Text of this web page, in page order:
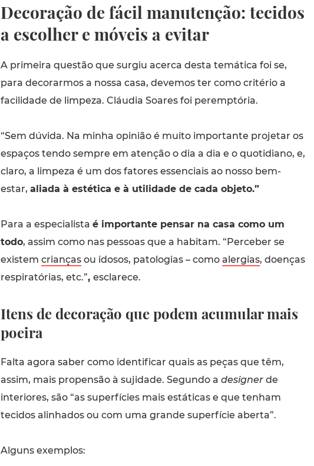
Decoração de fácil manutenção: tecidos
a escolher e móveis a evitar
A primeira questão que surgiu acerca desta temática foi se,
para decorarmos a nossa casa, devemos ter como critério a
facilidade de limpeza. Cláudia Soares foi peremptória.
“Sem dúvida. Na minha opinião é muito importante projetar os
espaços tendo sempre em atenção o dia a dia e o quotidiano, e,
claro, a limpeza é um dos fatores essenciais ao nosso bem-
estar, aliada à estética e à utilidade de cada objeto.”
Para a especialista é importante pensar na casa como um
todo, assim como nas pessoas que a habitam. “Perceber se
existem criançasou idosos, patologias – como alergias, doenças
respiratórias, etc.”, esclarece.
Itens de decoração que podem acumular mais
poeira
Falta agora saber como identificar quais as peças que têm,
assim, mais propensão à sujidade. Segundo a designerde
interiores, são “as superfícies mais estáticas e que tenham
tecidos alinhados ou com uma grande superfície aberta”.
Alguns exemplos: